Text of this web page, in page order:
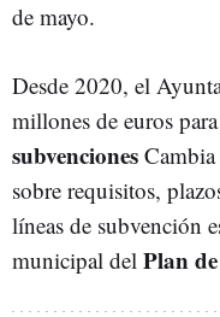
de mayo.
Desde 2020, el
millones de euros
subvenciones
sobre requisitos,
líneas de subvención
municipal del Plan